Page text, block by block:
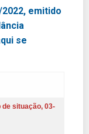
emitido
se
situação, 03-